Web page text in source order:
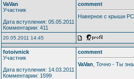
VaVan
Участник
Дата вступления: 05.05.2011
Комментарии: 411
comment
Наверное с крыши
20.05.2011 14:45
fotoivnick
Участник
Дата вступления: 14.03.2011
Комментарии: 1599
comment
VaVan , Точно - Ты